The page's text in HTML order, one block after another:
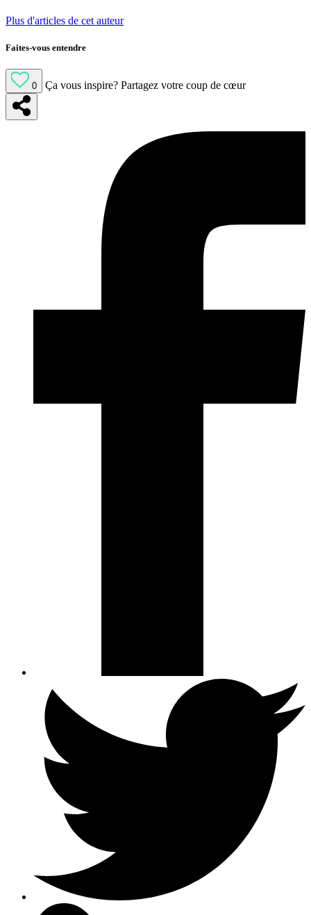
Plus d'articles de cet auteur
Faites-vous entendre
0 Ça vous inspire? Partagez votre coup de cœur